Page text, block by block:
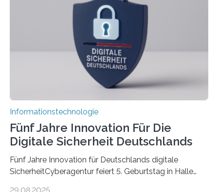
kognitiven Robotern beschäftigen – also mit Robotern,
die mittels Sensoren ihre Umgebung erfassen,
Informationen verarbeiten und häufig auch mit…
Informationstechnologie
Fünf Jahre Innovation Für Die
Digitale Sicherheit Deutschlands
Fünf Jahre Innovation für Deutschlands digitale
SicherheitCyberagentur feiert 5. Geburtstag in Halle
29.08.2025